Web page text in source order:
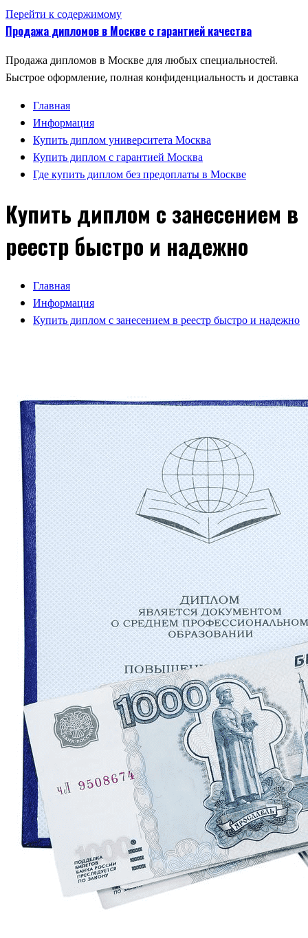
Перейти к содержимому
Продажа дипломов в Москве с гарантией качества
Продажа дипломов в Москве для любых специальностей.
Быстрое оформление, полная конфиденциальность и доставка
Главная
Информация
Купить диплом университета Москва
Купить диплом с гарантией Москва
Где купить диплом без предоплаты в Москве
Купить диплом с занесением в
реестр быстро и надежно
Главная
Информация
Купить диплом с занесением в реестр быстро и надежно